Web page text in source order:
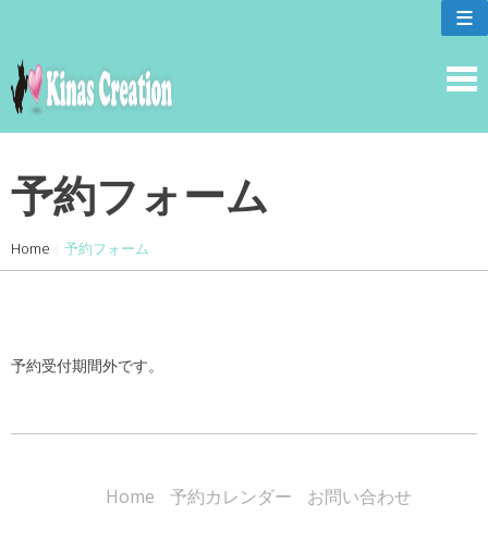
content
≡
予約フォーム
Home 予約フォーム
予約受付期間外です。
Home 予約カレンダー お問い合わせ